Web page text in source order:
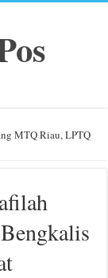
MTQ Riau, LPTQ